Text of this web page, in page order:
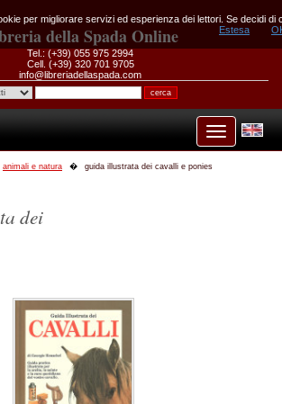
della Spada Online
Tel.: (+39) 055 975 2994
Cell. (+39) 320 701 9705
info@libreriadellaspada.com
animali e natura guida illustrata dei cavalli e ponies
dei
per migliorare servizi ed esperienza dei lettori. Se decidi
Estesa